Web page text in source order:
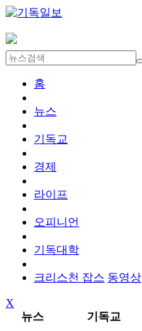
홈
뉴스
기독교
경제
라이프
오피니언
기독대학
크리스천 잡스 동영상
X
뉴스
기독교